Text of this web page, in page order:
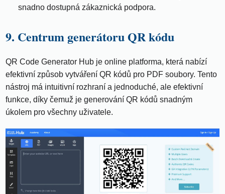
snadno dostupná zákaznická podpora.
9. Centrum generátoru QR kódu
QR Code Generator Hub je online platforma, která nabízí
efektivní způsob vytváření QR kódů pro PDF soubory. Tento
nástroj má intuitivní rozhraní a jednoduché, ale efektivní
funkce, díky čemuž je generování QR kódů snadným
úkolem pro všechny uživatele.